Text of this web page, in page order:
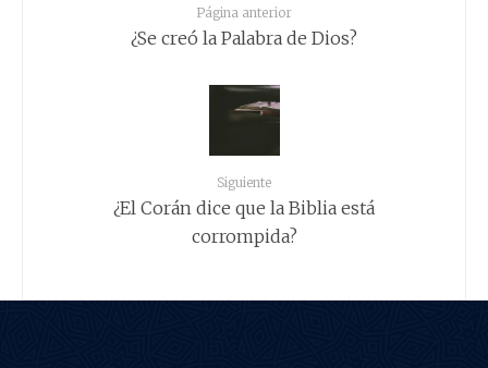
Página anterior
¿Se creó la Palabra de Dios?
Siguiente
¿El Corán dice que la Biblia está
corrompida?